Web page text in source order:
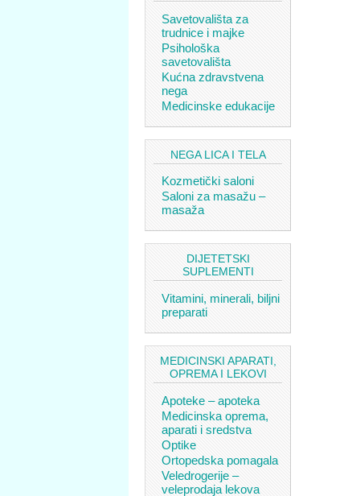
Savetovališta za
trudnice i majke
Psihološka
savetovališta
Kućna zdravstvena
nega
Medicinske edukacije
NEGA LICA I TELA
Kozmetički saloni
Saloni za masažu –
masaža
DIJETETSKI
SUPLEMENTI
Vitamini, minerali, biljni
preparati
MEDICINSKI APARATI,
OPREMA I LEKOVI
Apoteke – apoteka
Medicinska oprema,
aparati i sredstva
Optike
Ortopedska pomagala
Veledrogerije –
veleprodaja lekova